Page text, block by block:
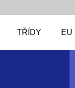
TŘÍDY EU